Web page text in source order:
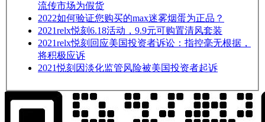
流传市场为假货
2022如何验证您购买的max迷雾烟蛋为正品？
2021relx悦刻6.18活动，9.9元可购置清风套装
2021relx悦刻回应美国投资者诉讼：指控毫无根据，
将积极应诉
2021悦刻因淡化监管风险被美国投资者起诉